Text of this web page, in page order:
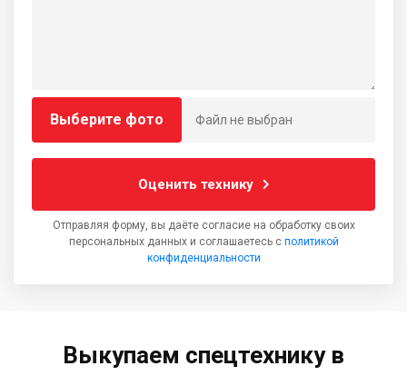
Выберите фото Файл не выбран
Оценить технику
Отправляя форму, вы даёте согласие на обработку своих
персональных данных и соглашаетесь с политикой
конфиденциальности
Выкупаем спецтехнику в